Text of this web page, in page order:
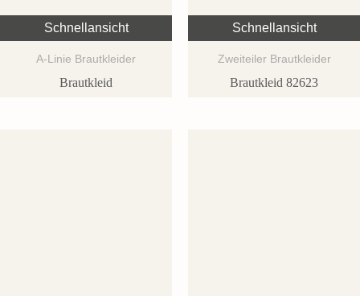
Schnellansicht
A-Linie Brautkleider
Brautkleid
Schnellansicht
Zweiteiler Brautkleider
Brautkleid 82623